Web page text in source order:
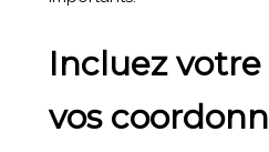
Incluez
vos